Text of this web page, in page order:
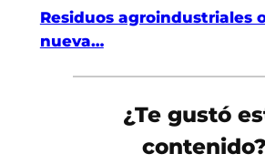
Residuos agroindustriales
nueva…
¿Te gustó
contenido?